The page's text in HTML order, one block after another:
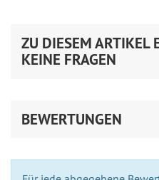
ZU DIESEM ARTIKEL
KEINE FRAGEN
BEWERTUNGEN